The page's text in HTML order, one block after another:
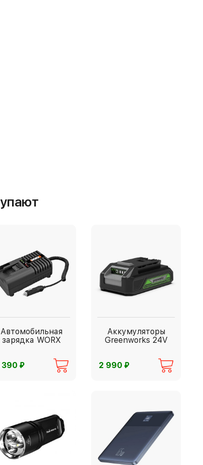
Автомобильная
зарядка WORX
390 ⃏
Аккумуляторы
Greenworks 24V
2 990⃏